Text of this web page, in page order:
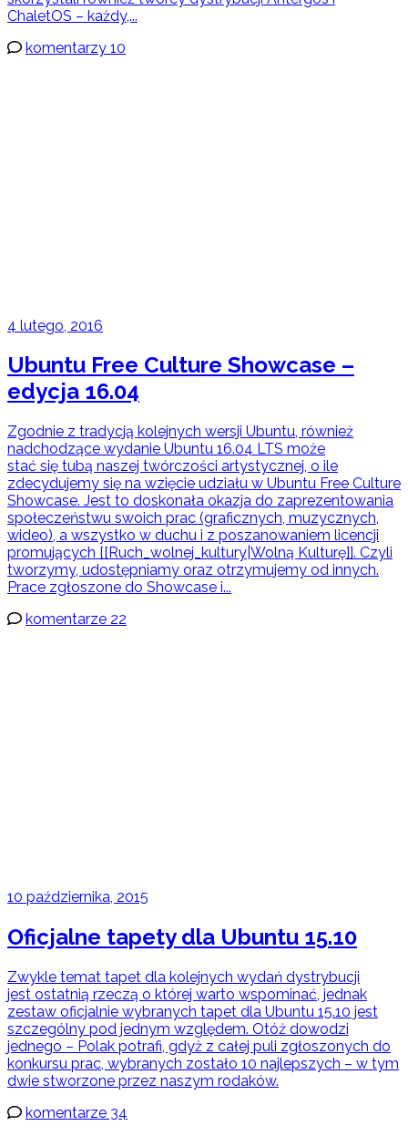
ChaletOS – każdy,...
komentarzy 10
4 lutego, 2016
Ubuntu Free Culture Showcase –
edycja 16.04
Zgodnie z tradycją kolejnych wersji Ubuntu, również
nadchodzące wydanie Ubuntu 16.04 LTS może
stać się tubą naszej twórczości artystycznej, o ile
zdecydujemy się na wzięcie udziału w Ubuntu Free Culture
Showcase. Jest to doskonała okazja do zaprezentowania
społeczeństwu swoich prac (graficznych, muzycznych,
wideo), a wszystko w duchu i z poszanowaniem licencji
promujących [[Ruch_wolnej_kultury|Wolną Kulturę]]. Czyli
tworzymy, udostępniamy oraz otrzymujemy od innych.
Prace zgłoszone do Showcase i...
komentarze 22
10 października, 2015
Oficjalne tapety dla Ubuntu 15.10
Zwykle temat tapet dla kolejnych wydań dystrybucji
jest ostatnią rzeczą o której warto wspominać, jednak
zestaw oficjalnie wybranych tapet dla Ubuntu 15.10 jest
szczególny pod jednym względem. Otóż dowodzi
jednego – Polak potrafi, gdyż z całej puli zgłoszonych do
konkursu prac, wybranych zostało 10 najlepszych – w tym
dwie stworzone przez naszym rodaków.
komentarze 34